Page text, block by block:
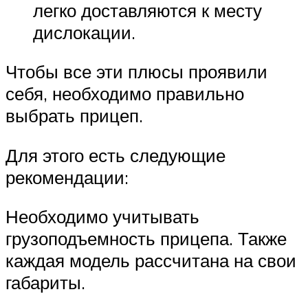
легко доставляются к месту
дислокации.
Чтобы все эти плюсы проявили
себя, необходимо правильно
выбрать прицеп.
Для этого есть следующие
рекомендации:
Необходимо учитывать
грузоподъемность прицепа. Также
каждая модель рассчитана на свои
габариты.